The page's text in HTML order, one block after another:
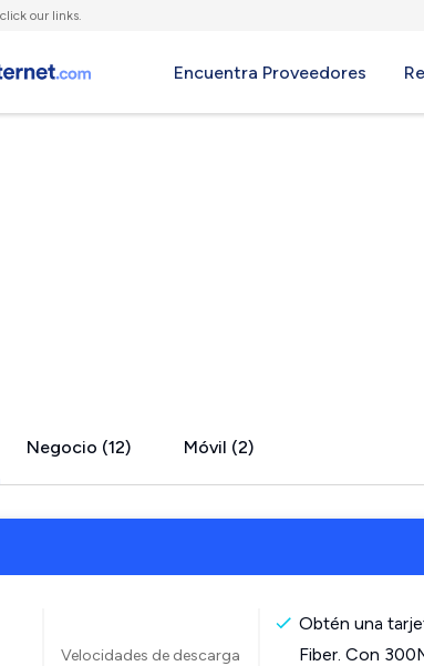
our links.
Encuentra Proveedores
Negocio (12) Móvil (2)
Velocidades de descarga
Obtén una
Fiber. Con